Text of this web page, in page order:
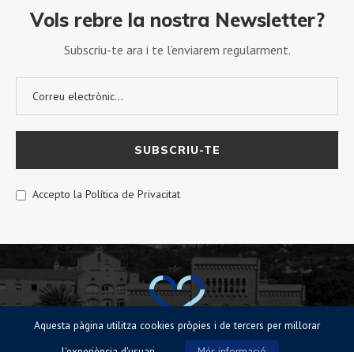
Vols rebre la nostra Newsletter?
Subscriu-te ara i te l’enviarem regularment.
Accepto la Política de Privacitat
Aquesta pàgina utilitza cookies pròpies i de tercers per millorar